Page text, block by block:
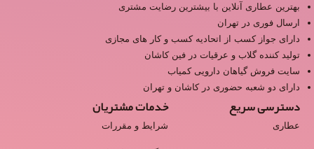
بهترین عطاری آنلاین با بیشترین رضایت مشتری
ارسال فوری در تهران
دارای جواز کسب از اتحادیه کسب و کار های مجازی
تولید کننده گلاب و عرقیات در فین کاشان
سایت فروش گیاهان دارویی کمیاب
دارای دو شعبه حضوری در کاشان و تهران
دسترسی سریع
عطاری
خدمات مشتریان
شرایط و مقررات